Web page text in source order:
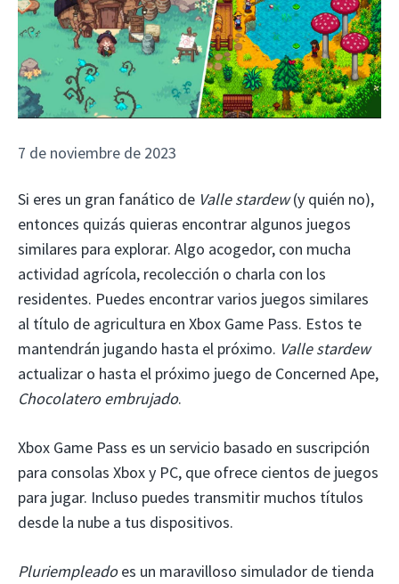
7 de noviembre de 2023
Si eres un gran fanático de Valle stardew(y quién no),
entonces quizás quieras encontrar algunos juegos
similares para explorar. Algo acogedor, con mucha
actividad agrícola, recolección o charla con los
residentes. Puedes encontrar varios juegos similares
al título de agricultura en Xbox Game Pass. Estos te
mantendrán jugando hasta el próximo. Valle stardew
actualizar o hasta el próximo juego de Concerned Ape,
Chocolatero embrujado.
Xbox Game Pass es un servicio basado en suscripción
para consolas Xbox y PC, que ofrece cientos de juegos
para jugar. Incluso puedes transmitir muchos títulos
desde la nube a tus dispositivos.
Pluriempleadoes un maravilloso simulador de tienda